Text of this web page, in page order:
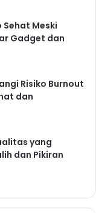
Meski
Gadget dan
Risiko Burnout
dan
yang
dan Pikiran